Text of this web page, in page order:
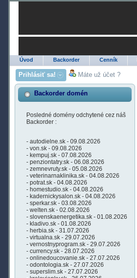
Úvod Backorder Cenník
Prihlásiť sa! Máte už účet ?
Backorder domén
Posledné domény odchytené cez náš
Backorder :
- autodielne.sk - 09.08.2026
- von.sk - 09.08.2026
- kempuj.sk - 07.08.2026
- penziontatry.sk - 06.08.2026
- zemnevruty.sk - 05.08.2026
- veterinarnaklinika.sk - 04.08.2026
- potrat.sk - 04.08.2026
- homestudio.sk - 04.08.2026
- kadernickysalon.sk - 04.08.2026
- sperkar.sk - 03.08.2026
- welten.sk - 02.08.2026
- slovenskaenergetika.sk - 01.08.2026
- kladivo.sk - 01.08.2026
- herbia.sk - 31.07.2026
- virtualna.sk - 29.07.2026
- vernostnyprogram.sk - 29.07.2026
- currency.sk - 28.07.2026
- onlinedoucovanie.sk - 27.07.2026
- odontologia.sk - 27.07.2026
- superslim.sk - 27.07.2026